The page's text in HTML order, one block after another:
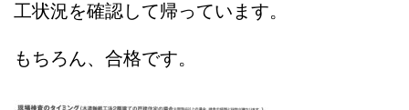
工状況を確認して帰っています。
もちろん、合格です。